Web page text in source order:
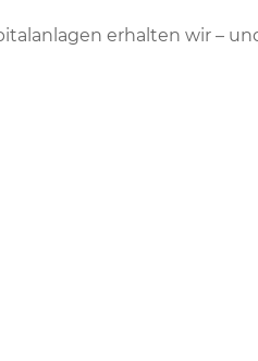
erhalten wir –